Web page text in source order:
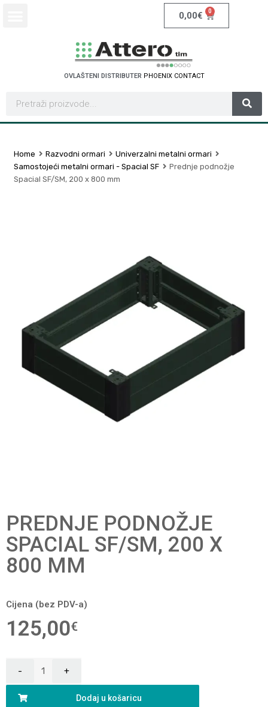
0,00€ 0
OVLAŠTENI DISTRIBUTER PHOENIX CONTACT
Home Razvodni ormari
Univerzalni metalni ormari
Samostojeći metalni ormari - Spacial SF
Prednje podnožje
Spacial SF/SM, 200 x 800 mm
PREDNJE PODNOŽJE
SPACIAL SF/SM, 200 X
800 MM
Cijena (bez PDV-a)
125,00€
Dodaj u košaricu